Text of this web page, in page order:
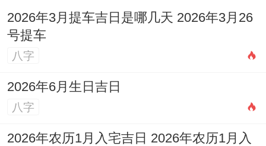
2026年3月提车吉日是哪几天 2026年3月26
号提车
八字
2026年6月生日吉日
八字
2026年农历1月入宅吉日 2026年农历1月入